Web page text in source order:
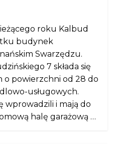
roku Kalbud
budynek
Swarzędzu.
7 składa się
o powierzchni od 28 do
usługowych.
wprowadzili i mają do
halę garażową …